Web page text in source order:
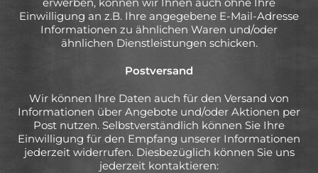
Einwilligung an z.B. Ihre angegebene E-Mail-Adresse
Informationen zu ähnlichen Waren und/oder
ähnlichen Dienstleistungen schicken.
Postversand
Wir können Ihre Daten auch für den Versand von
Informationen über Angebote und/oder Aktionen per
Post nutzen. Selbstverständlich können Sie Ihre
Einwilligung für den Empfang unserer Informationen
jederzeit widerrufen. Diesbezüglich können Sie uns
jederzeit kontaktieren: